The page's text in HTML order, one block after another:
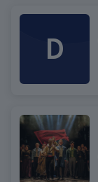
D